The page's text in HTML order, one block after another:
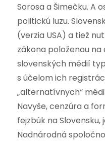
Sorosa a Šimečku. A
politickú luzu.
(verzia USA) a tiež
zákona položenou
slovenských médií
s účelom ich
„alternatívnych“
Navyše, cenzúra a
fejzbúk na
Nadnárodná